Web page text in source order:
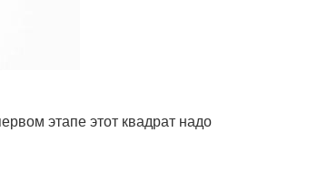
этапе этот квадрат надо